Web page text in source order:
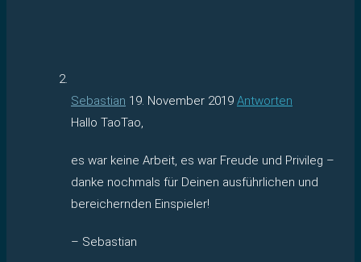
Sebastian 19. November 2019 Antworten
Hallo TaoTao,
es war keine Arbeit, es war Freude und Privileg –
danke nochmals für Deinen ausführlichen und
bereichernden Einspieler!
– Sebastian